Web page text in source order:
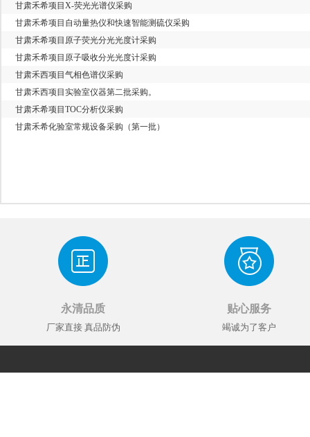
甘肃禾希项目X-荧光光谱仪采购
甘肃禾希项目自动量热仪和快速智能测硫仪采购
甘肃禾希项目原子荧光分光光度计采购
甘肃禾希项目原子吸收分光光度计采购
甘肃禾西项目气相色谱仪采购
甘肃禾西项目实验室仪器第二批采购。
甘肃禾希项目TOC分析仪采购
甘肃禾希化验室常规设备采购（第一批）
永清品质
厂家直接 真品防伪
贴心服务
竭诚为了客户